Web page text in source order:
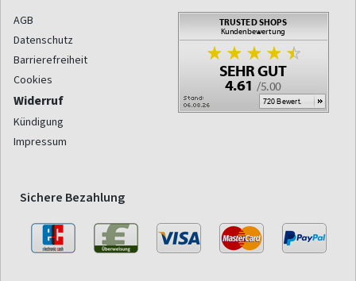
AGB
Datenschutz
Barrierefreiheit
Cookies
Widerruf
Kündigung
Impressum
Sichere Bezahlung